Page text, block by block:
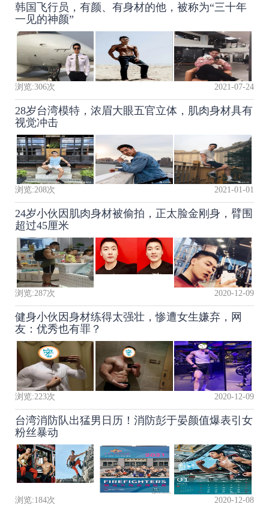
韩国飞行员，有颜、有身材的他，被称为“三十年
一见的神颜”
浏览:306次 2021-07-24
28岁台湾模特，浓眉大眼五官立体，肌肉身材具有
视觉冲击
浏览:208次 2021-01-01
24岁小伙因肌肉身材被偷拍，正太脸金刚身，臂围
超过45厘米
浏览:287次 2020-12-09
健身小伙因身材练得太强壮，惨遭女生嫌弃，网
友：优秀也有罪？
浏览:223次 2020-12-09
台湾消防队出猛男日历！消防彭于晏颜值爆表引女
粉丝暴动
浏览:184次 2020-12-08